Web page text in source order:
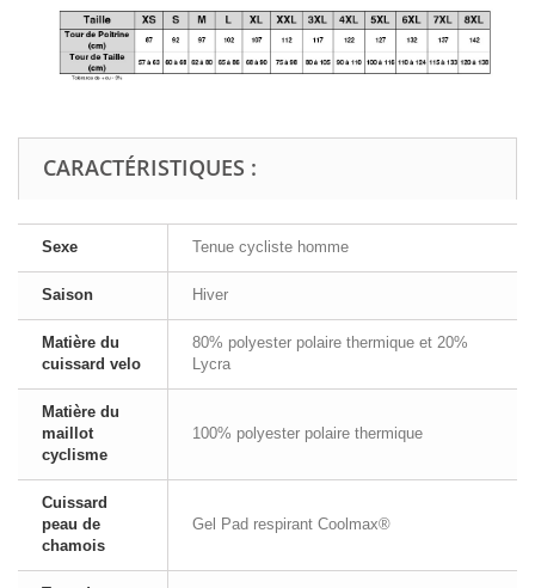
CARACTÉRISTIQUES :
Sexe Tenue cycliste homme
Saison Hiver
Matière du
cuissard velo
80% polyester polaire thermique et 20%
Lycra
Matière du
maillot
cyclisme
100% polyester polaire thermique
Cuissard
peau de
chamois
Gel Pad respirant Coolmax®